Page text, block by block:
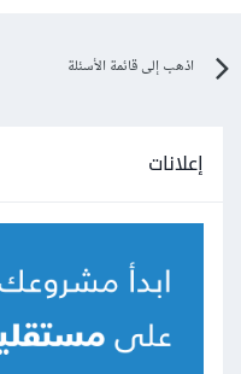
اذهب إلى قائمة الأسئلة
إعلانات